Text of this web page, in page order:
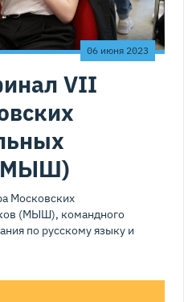
06 июня 2023
VII
Московских
(МЫШ), командного
по русскому языку и